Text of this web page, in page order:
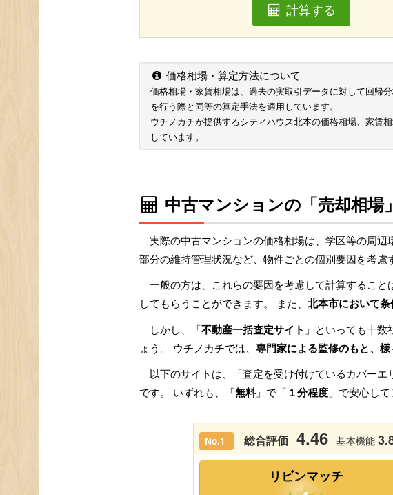
計算する
価格相場・算定方法について
価格相場・家賃相場は、過去の実取引データに対して回帰
を行う際と同等の算定手法を適用しています。
ウチノカチが提供するシティハウス北本の価格相場、家賃
しています。
中古マンションの「売却相場
実際の中古マンションの価格相場は、学区等の周
部分の維持管理状況など、物件ごとの個別要因を考慮
一般の方は、これらの要因を考慮して計算すること
してもらうことができます。 また、 北本市において
しかし、「不動産一括査定サイト 」といっても十
ょう。 ウチノカチでは、 専門家による監修のもと、
以下のサイトは、「査定を受け付けているカバー
です。 いずれも、「無料」で「 １分程度 」で安心し